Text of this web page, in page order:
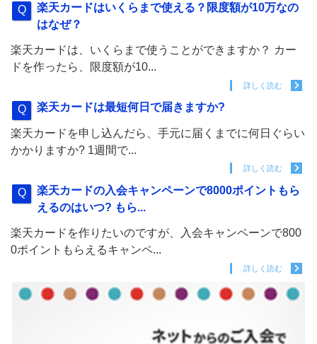
楽天カードはいくらまで使える？限度額が10万なの
はなぜ？
楽天カードは、いくらまで使うことができますか？ カー
ドを作ったら、限度額が10...
詳しく読む
楽天カードは最短何日で届きますか?
楽天カードを申し込んだら、手元に届くまでに何日ぐらい
かかりますか? 1週間で...
詳しく読む
楽天カードの入会キャンペーンで8000ポイントもら
えるのはいつ? もら...
楽天カードを作りたいのですが、入会キャンペーンで800
0ポイントもらえるキャンペ...
詳しく読む